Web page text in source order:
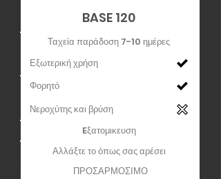
BASE 120
Εξωτερική χρήση
Φορητό
Ταχεία παράδοση 7-10 ημέρες
Νεροχύτης και βρύση
Eξατομικευση
Αλλάξτε το όπως σας αρέσει
ΠΡΟΣΑΡΜΟΣΙΜΟ